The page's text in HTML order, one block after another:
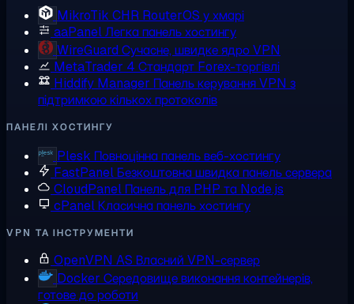
MikroTik CHR RouterOS у хмарі
aaPanelЛегка панель хостингу
WireGuard Сучасне, швидке ядро VPN
MetaTrader 4 Стандарт Forex-торгівлі
Hiddify Manager Панель керування VPN з
підтримкою кількох протоколів
ПАНЕЛІ ХОСТИНГУ
Plesk Повноцінна панель веб-хостингу
FastPanelБезкоштовна швидка панель сервера
CloudPanel Панель для PHP та Node.js
cPanelКласична панель хостингу
VPN ТА ІНСТРУМЕНТИ
OpenVPN AS Власний VPN-сервер
Docker Середовище виконання контейнерів,
готове до роботи